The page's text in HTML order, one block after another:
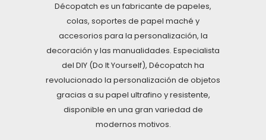
Décopatch es un fabricante de papeles,
colas, soportes de papel maché y
accesorios para la personalización, la
decoración y las manualidades. Especialista
del DIY (Do It Yourself), Décopatch ha
revolucionado la personalización de objetos
gracias a su papel ultrafino y resistente,
disponible en una gran variedad de
modernos motivos.